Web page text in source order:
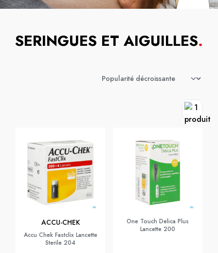
SERINGUES ET AIGUILLES.
ACCU-CHEK
Accu Chek Fastclix Lancette
Sterile 204
One Touch Delica Plus
Lancette 200